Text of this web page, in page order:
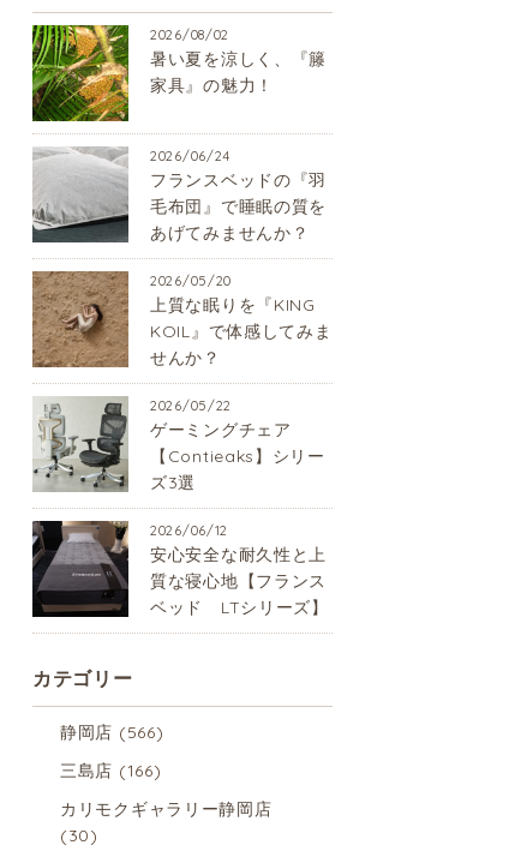
2026/08/02
暑い夏を涼しく、『籐
家具』の魅力！
2026/06/24
フランスベッドの『羽
毛布団』で睡眠の質を
あげてみませんか？
2026/05/20
上質な眠りを『KING
KOIL』で体感してみま
せんか？
2026/05/22
ゲーミングチェア
【Contieaks】シリー
ズ3選
2026/06/12
安心安全な耐久性と上
質な寝心地【フランス
ベッド LTシリーズ】
カテゴリー
静岡店 (566)
三島店 (166)
カリモクギャラリー静岡店
(30)